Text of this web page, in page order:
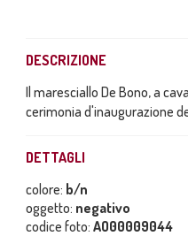
DESCRIZIONE
Il maresciallo De Bono, a
cerimonia d'inaugurazione
DETTAGLI
colore: b/n
oggetto: negativo
codice foto: AO00009044